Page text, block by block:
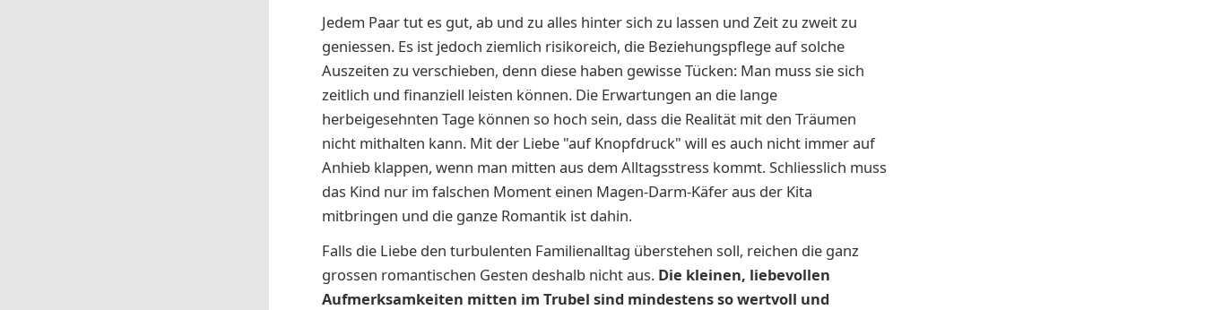
Jedem Paar tut es gut, ab und zu alles hinter sich zu lassen und Zeit zu zweit zu
geniessen. Es ist jedoch ziemlich risikoreich, die Beziehungspflege auf solche
Auszeiten zu verschieben, denn diese haben gewisse Tücken: Man muss sie sich
zeitlich und finanziell leisten können. Die Erwartungen an die lange
herbeigesehnten Tage können so hoch sein, dass die Realität mit den Träumen
nicht mithalten kann. Mit der Liebe "auf Knopfdruck" will es auch nicht immer auf
Anhieb klappen, wenn man mitten aus dem Alltagsstress kommt. Schliesslich muss
das Kind nur im falschen Moment einen Magen-Darm-Käfer aus der Kita
mitbringen und die ganze Romantik ist dahin.
Falls die Liebe den turbulenten Familienalltag überstehen soll, reichen die ganz
grossen romantischen Gesten deshalb nicht aus. Die kleinen, liebevollen
Aufmerksamkeiten mitten im Trubel sind mindestens so wertvoll und